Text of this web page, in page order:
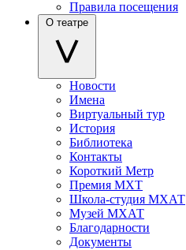
Правила посещения
О театре
Новости
Имена
Виртуальный тур
История
Библиотека
Контакты
Короткий Метр
Премия МХТ
Школа-студия МХАТ
Музей МХАТ
Благодарности
Документы